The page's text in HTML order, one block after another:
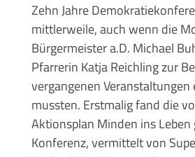
Zehn Jahre
mittlerweile, auch wenn die
Bürgermeister a.D. Michael
Pfarrerin Katja Reichling zur
vergangenen Veranstaltungen
mussten. Erstmalig fand die
Aktionsplan Minden ins Leben
Konferenz, vermittelt von